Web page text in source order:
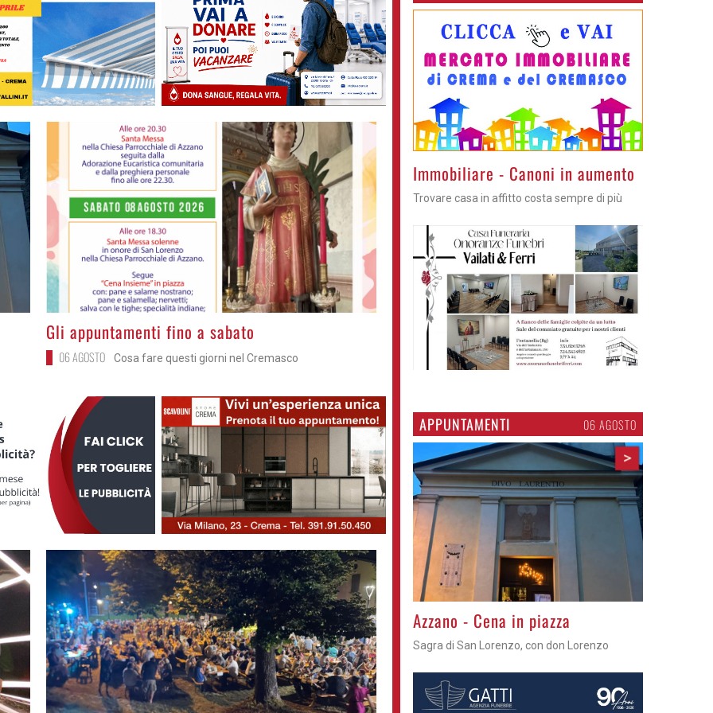
>
Gli appuntamenti fino a sabato
06 AGOSTO Cosa fare questi giorni nel Cremasco
Immobiliare - Canoni in aumento
Trovare casa in affitto costa sempre di più
APPUNTAMENTI 06 AGOSTO
>
Gli appuntamenti fino a sabato
Cosa fare questi giorni nel Cremasco